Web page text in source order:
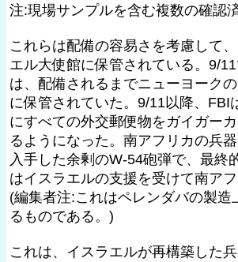
注:現場サンプルを含む複数の確認
これらは配備の容易さを考慮して
エル大使館に保管されている。9/
は、配備されるまでニューヨーク
に保管されていた。9/11以降、FBI
にすべての外交郵便物をガイガー
るようになった。南アフリカの兵
入手した余剰のW-54砲弾で、最終
はイスラエルの支援を受けて南アフ
(編集者注:これはペレンダバの製造
るものである。)
これは、イスラエルが再構築した